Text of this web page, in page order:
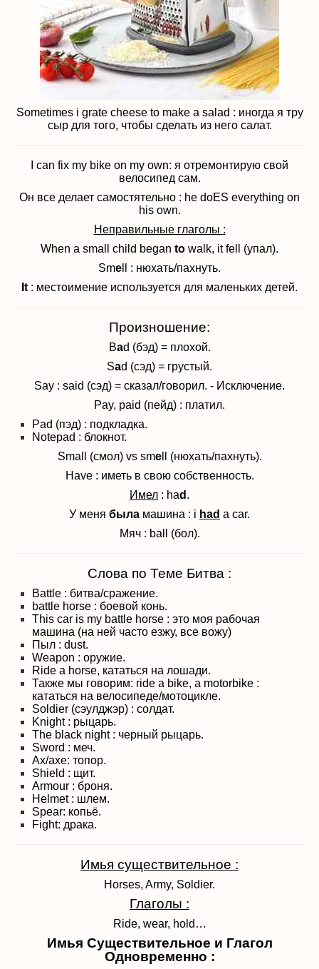
Sometimes i grate cheese to make a salad : иногда я тру
сыр для того, чтобы сделать из него салат.
I can fix my bike on my own: я отремонтирую свой
велосипед сам.
Он все делает самостятельно : he doES everything on
his own.
Неправильные глаголы :
When a small child began to walk, it fell (упал).
Sme ll : нюхать/пахнуть.
It : местоимение используется для маленьких детей.
Произношение:
Bad (бэд) = плохой.
Sad (сэд) = грустый.
Say : said (сэд) = сказал/говорил. - Исключение.
Pay, paid (пейд) : платил.
Pad (пэд) : подкладка.
Notepad : блокнот.
Small (смол) vs smell (нюхать/пахнуть).
Have : иметь в свою собственность.
Имел : had .
У меня была машина : i had a car.
Мяч : ball (бол).
Слова по Теме Битва :
Battle : битва/сражение.
battle horse : боевой конь.
This car is my battle horse : это моя рабочая
машина (на ней часто езжу, все вожу)
Пыл : dust.
Weapon : оружие.
Ride a horse, кататься на лошади.
Также мы говорим: ride a bike, a motorbike :
кататься на велосипеде/мотоцикле.
Soldier (сэулджэр) : солдат.
Knight : рыцарь.
The black night : черный рыцарь.
Sword : меч.
Ax/axe: топор.
Shield : щит.
Armour : броня.
Helmet : шлем.
Spear: копьё.
Fight: драка.
Имья существительное :
Horses, Army, Soldier.
Глаголы :
Ride, wear, hold…
Имья Существительное и Глагол
Одновременно :